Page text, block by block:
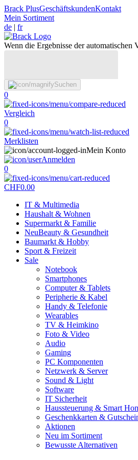
Brack PlusGeschäftskundenKontakt
Mein Sortiment
de | fr
Wenn die Ergebnisse der
Suchen
0
Vergleich
0
Merklisten
Mein Konto
Anmelden
0
CHF0.00
IT & Multimedia
Haushalt & Wohnen
Supermarkt & Familie
NeuBeauty & Gesundheit
Baumarkt & Hobby
Sport & Freizeit
Sale
Notebook
Smartphones
Computer & Tablets
Peripherie & Kabel
Handy & Telefonie
Wearables
TV & Heimkino
Foto & Video
Audio
Gaming
PC Komponenten
Netzwerk & Server
Sound & Light
Software
IT Sicherheit
Haussteuerung & Smart
Geschenkkarten &
Aktionen
Neu im Sortiment
Bewusste Alternativen